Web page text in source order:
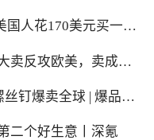
国人花170美元买一台
卖反攻欧美，卖成全
钉爆卖全球 | 爆品洞
二个好生意丨深氪